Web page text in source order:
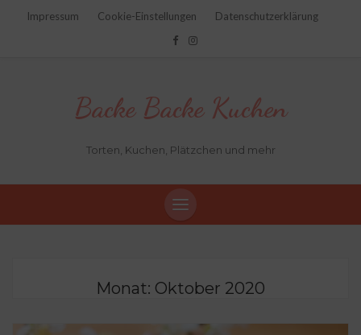
Impressum Cookie-Einstellungen Datenschutzerklärung
Backe Backe Kuchen
Torten, Kuchen, Plätzchen und mehr
Monat: Oktober 2020